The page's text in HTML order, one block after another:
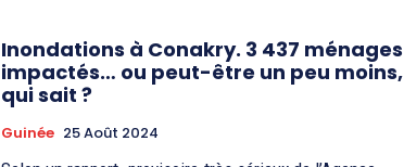
Inondations à Conakry. 3 437 ménages
impactés… ou peut-être un peu moins,
qui sait ?
Guinée 25 Août 2024